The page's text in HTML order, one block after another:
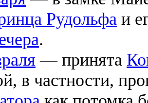
Рудольфа и
.
— принята
в частности,